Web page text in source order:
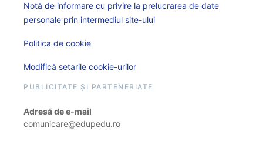
Notă de informare cu privire la prelucrarea de date
personale prin intermediul site-ului
Politica de cookie
Modifică setarile cookie-urilor
PUBLICITATE ȘI PARTENERIATE
Adresă de e-mail
comunicare@edupedu.ro